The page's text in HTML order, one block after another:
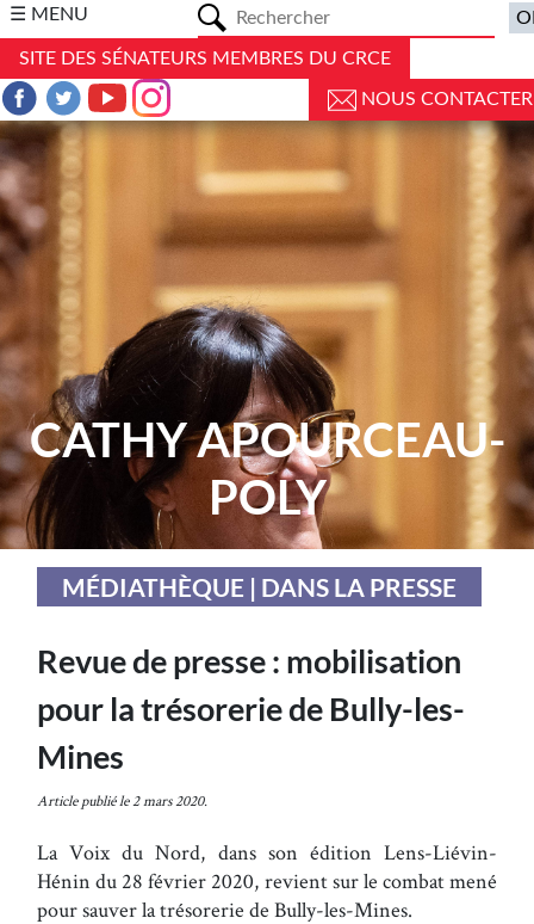
☰ MENU
SITE DES SÉNATEURS MEMBRES DU CRCE
NOUS CONTACTER
CATHY APOURCEAU-
POLY
MÉDIATHÈQUE | DANS LA PRESSE
Revue de presse : mobilisation
pour la trésorerie de Bully-les-
Mines
Article publié le 2 mars 2020.
La Voix du Nord, dans son édition Lens-Liévin-
Hénin du 28 février 2020, revient sur le combat mené
pour sauver la trésorerie de Bully-les-Mines.